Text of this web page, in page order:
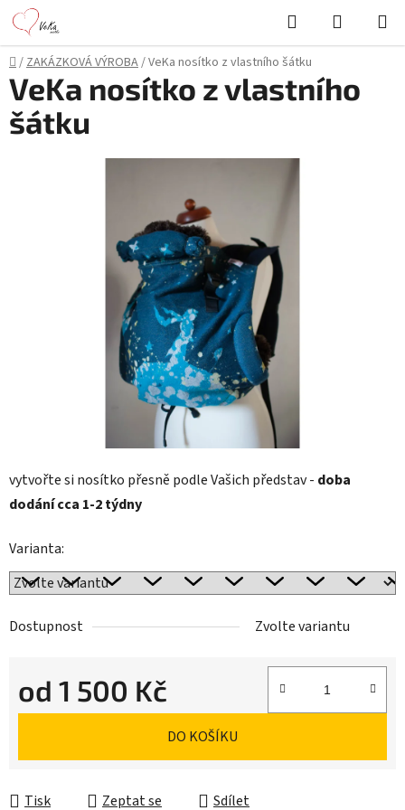
Přejít
na
obsah
Hledat
KOŠÍK
Domů
/ZAKÁZKOVÁ VÝROBA/VeKa nosítko z vlastního šátku
vytvořte si nosítko přesně podle Vašich představ - doba
dodání cca 1-2 týdny
Varianta:
Dostupnost Zvolte variantu
od 1 500 Kč
Měrná cena:
DO KOŠÍKU
Tisk Zeptat se Sdílet
VeKa nosítko z vlastního
šátku